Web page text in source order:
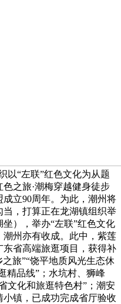
以“左联”红色文化为从题
之旅·潮梅穿越健身徒步
立90周年。为此，潮州将
，打算正在龙湖镇组织举
），举办“左联”红色文化
州亦有收成。此中，紫莲
东省高端旅逛项目，获得补
旅”“饶平地质风光生态休
精品线”；水坑村、狮峰
文化和旅逛特色村”；潮安
镇，已成功完成省厅验收